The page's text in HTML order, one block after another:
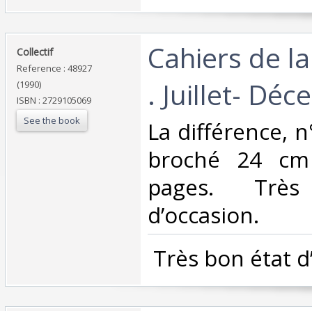
‎Collectif‎
Reference : 48927
(1990)
ISBN : 2729105069
See the book
‎Cahiers de
. Juillet-
‎La différence,
broché 24
pages.
d’occasion.‎
Très bon état